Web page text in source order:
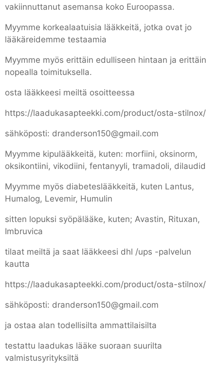
vakiinnuttanut asemansa koko Euroopassa.
Myymme korkealaatuisia lääkkeitä, jotka ovat jo
lääkäreidemme testaamia
Myymme myös erittäin edulliseen hintaan ja erittäin
nopealla toimituksella.
osta lääkkeesi meiltä osoitteessa
https://laadukasapteekki.com/product/osta-stilnox/
sähköposti: dranderson150@gmail.com
Myymme kipulääkkeitä, kuten: morfiini, oksinorm,
oksikontiini, vikodiini, fentanyyli, tramadoli, dilaudid
Myymme myös diabeteslääkkeitä, kuten Lantus,
Humalog, Levemir, Humulin
sitten lopuksi syöpälääke, kuten; Avastin, Rituxan,
Imbruvica
tilaat meiltä ja saat lääkkeesi dhl /ups -palvelun
kautta
https://laadukasapteekki.com/product/osta-stilnox/
sähköposti: dranderson150@gmail.com
ja ostaa alan todellisilta ammattilaisilta
testattu laadukas lääke suoraan suurilta
valmistusyrityksiltä